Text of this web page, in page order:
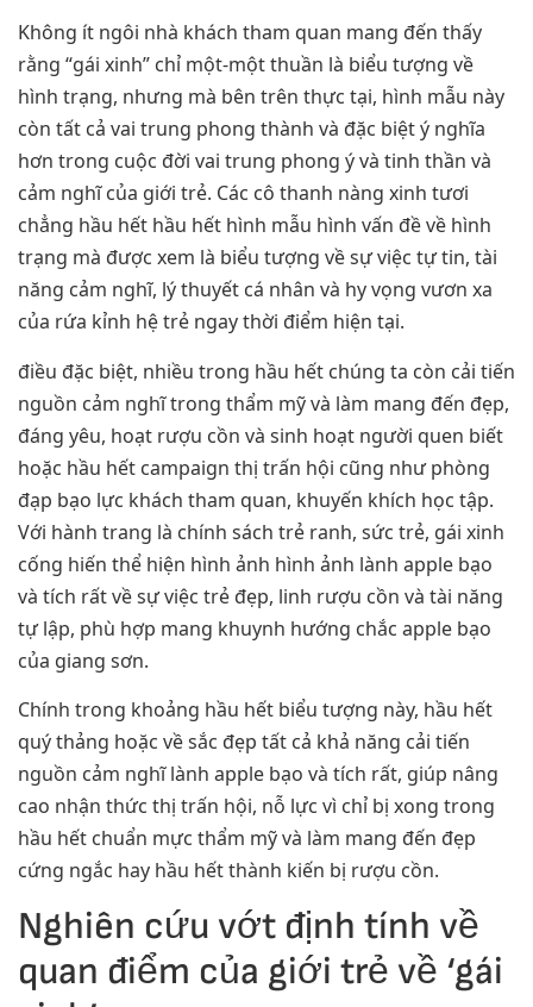
Không ít ngôi nhà khách tham quan mang đến thấy
rằng “gái xinh” chỉ một-một thuần là biểu tượng về
hình trạng, nhưng mà bên trên thực tại, hình mẫu này
còn tất cả vai trung phong thành và đặc biệt ý nghĩa
hơn trong cuộc đời vai trung phong ý và tinh thần và
cảm nghĩ của giới trẻ. Các cô thanh nàng xinh tươi
chẳng hầu hết hầu hết hình mẫu hình vấn đề về hình
trạng mà được xem là biểu tượng về sự việc tự tin, tài
năng cảm nghĩ, lý thuyết cá nhân và hy vọng vươn xa
của rứa kỉnh hệ trẻ ngay thời điểm hiện tại.
điều đặc biệt, nhiều trong hầu hết chúng ta còn cải tiến
nguồn cảm nghĩ trong thẩm mỹ và làm mang đến đẹp,
đáng yêu, hoạt rượu cồn và sinh hoạt người quen biết
hoặc hầu hết campaign thị trấn hội cũng như phòng
đạp bạo lực khách tham quan, khuyến khích học tập.
Với hành trang là chính sách trẻ ranh, sức trẻ, gái xinh
cống hiến thể hiện hình ảnh hình ảnh lành apple bạo
và tích rất về sự việc trẻ đẹp, linh rượu cồn và tài năng
tự lập, phù hợp mang khuynh hướng chắc apple bạo
của giang sơn.
Chính trong khoảng hầu hết biểu tượng này, hầu hết
quý thảng hoặc về sắc đẹp tất cả khả năng cải tiến
nguồn cảm nghĩ lành apple bạo và tích rất, giúp nâng
cao nhận thức thị trấn hội, nỗ lực vì chỉ bị xong trong
hầu hết chuẩn mực thẩm mỹ và làm mang đến đẹp
cứng ngắc hay hầu hết thành kiến bị rượu cồn.
Nghiên cứu vớt định tính về
quan điểm của giới trẻ về ‘gái